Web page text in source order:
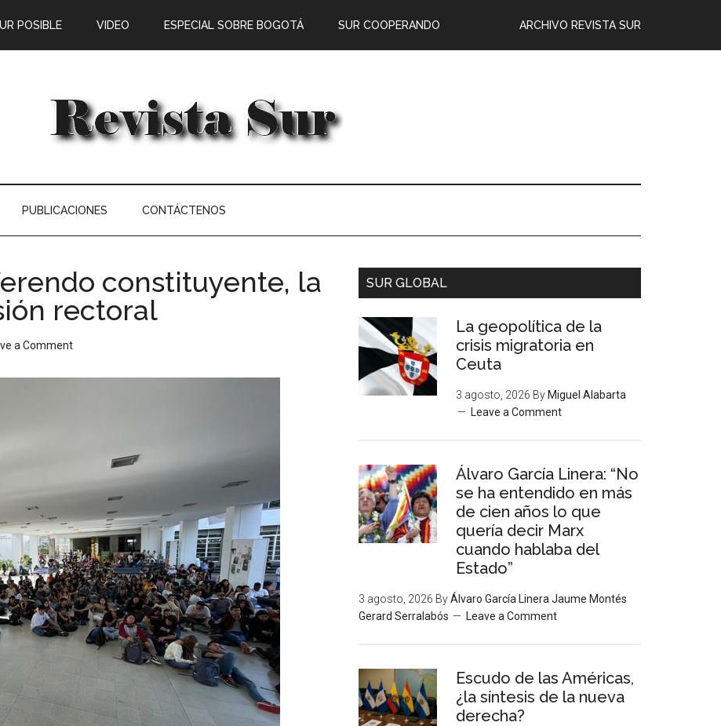
POSIBLE ARCHIVO REVISTA SUR
VIDEO ESPECIAL SOBRE BOGOTÁ SUR COOPERANDO
PUBLICACIONES CONTÁCTENOS
constituyente, la
rectoral
a Comment
SUR GLOBAL
La geopolítica de la
crisis migratoria en
Ceuta
3 agosto, 2026 By Miguel Alabarta
Leave a Comment
Álvaro García Linera: “No
se ha entendido en más
de cien años lo que
quería decir Marx
cuando hablaba del
Estado”
3 agosto, 2026 ByÁlvaro García Linera Jaume Montés
Gerard Serralabós
Leave a Comment
Escudo de las Américas,
¿la síntesis de la nueva
derecha?